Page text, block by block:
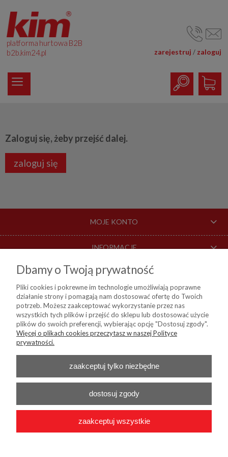
platforma hurtowa B2B
b2b.kim24.pl
zarejestruj / zaloguj
Zaloguj się, żeby przejść dalej.
zaloguj się
MOJE KONTO
INFORMACJE
O NAS
DOSTAWA I PŁATNOŚCI
KIM Sp. z o. o.
NIP:8441809717, REGON: 790315559, BDO: 000024178
Nr konta do przelewów:Bank Millenium 45 1160 2202 0000 0004 9138
0460
Telefon :+48 22 55 96 556
E-mail :b2b@kim24.pl
Dbamy o Twoją prywatność
Pliki cookies i pokrewne im technologie umożliwiają poprawne
działanie strony i pomagają nam dostosować ofertę do Twoich
potrzeb. Możesz zaakceptować wykorzystanie przez nas
wszystkich tych plików i przejść do sklepu lub dostosować użycie
plików do swoich preferencji, wybierając opcję "Dostosuj zgody".
Więcej o plikach cookies przeczytasz w naszej Polityce
prywatności.
zaakceptuj tylko niezbędne
dostosuj zgody
zaakceptuj wszystkie